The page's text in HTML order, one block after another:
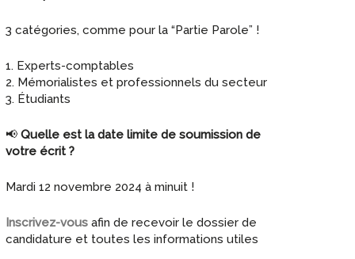
3 catégories, comme pour la “Partie Parole” !
1. Experts-comptables
2. Mémorialistes et professionnels du secteur
3. Étudiants
📢Quelle est la date limite de soumission de
votre écrit ?
Mardi 12 novembre 2024 à minuit !
Inscrivez-vous afin de recevoir le dossier de
candidature et toutes les informations utiles